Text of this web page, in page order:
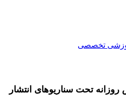
تخصصی
تحت سناریوهای انتشار